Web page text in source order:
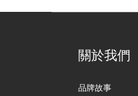
關於我們
品牌故事